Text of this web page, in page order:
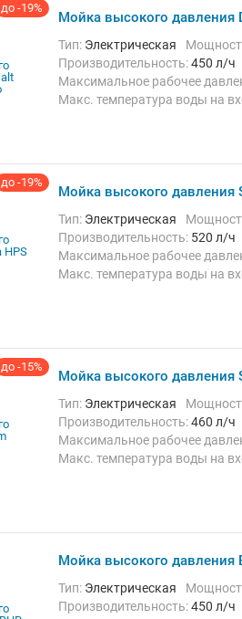
до -19%
Мойка высокого давления
Тип: Электрическая
Производительность:450 л/ч
Максимальное рабочее
Макс. температура воды на
до -19%
Мойка высокого давления
Тип: Электрическая
Производительность: 520 л/ч
Максимальное рабочее
Макс. температура воды на
до -15%
Мойка высокого давления
Тип: Электрическая
Производительность:460 л/ч
Максимальное рабочее
Макс. температура воды на
Мойка высокого давления
Тип: Электрическая
Производительность:450 л/ч